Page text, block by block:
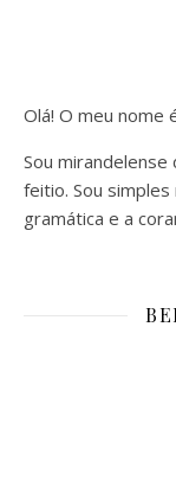
Olá! O meu nome
Sou mirandelense
feitio. Sou
gramática e a